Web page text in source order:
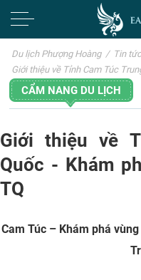
Du lịch Phượng Hoàng / Tin
Giới thiệu về Tỉnh Cam Túc
CẨM NANG DU LỊCH
Giới thiệu về
Quốc - Khám
TQ
Cam Túc – Khám phá